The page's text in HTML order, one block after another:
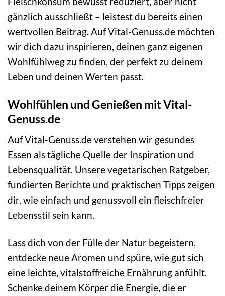
gänzlich ausschließt – leistest du bereits einen
wertvollen Beitrag. Auf Vital-Genuss.de möchten
wir dich dazu inspirieren, deinen ganz eigenen
Wohlfühlweg zu finden, der perfekt zu deinem
Leben und deinen Werten passt.
Wohlfühlen und Genießen mit Vital-
Genuss.de
Auf Vital-Genuss.de verstehen wir gesundes
Essen als tägliche Quelle der Inspiration und
Lebensqualität. Unsere vegetarischen Ratgeber,
fundierten Berichte und praktischen Tipps zeigen
dir, wie einfach und genussvoll ein fleischfreier
Lebensstil sein kann.
Lass dich von der Fülle der Natur begeistern,
entdecke neue Aromen und spüre, wie gut sich
eine leichte, vitalstoffreiche Ernährung anfühlt.
Schenke deinem Körper die Energie, die er